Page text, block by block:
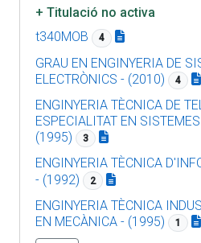
+Titulació no activa
t340MOB
4
GRAU EN ENGINYERIA DE
ELECTRÒNICS - (2010)
4
ENGINYERIA TÈCNICA DE
ESPECIALITAT EN
(1995)
3
ENGINYERIA TÈCNICA
- (1992)
2
ENGINYERIA TÈCNICA
EN MECÀNICA - (1995)
1